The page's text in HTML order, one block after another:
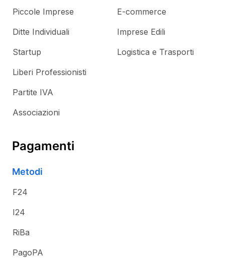
Piccole Imprese
Ditte Individuali
Startup
Liberi Professionisti
Partite IVA
Associazioni
E-commerce
Imprese Edili
Logistica e Trasporti
Pagamenti
Metodi
F24
I24
RiBa
PagoPA